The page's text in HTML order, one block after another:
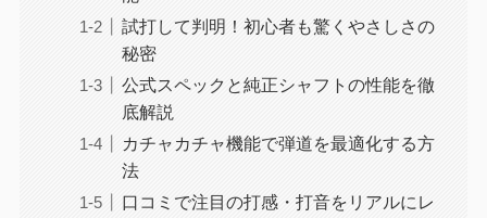
試打して判明！初心者も驚くやさしさの
秘密
公式スペックと純正シャフトの性能を徹
底解説
カチャカチャ機能で弾道を最適化する方
法
口コミで注目の打感・打音をリアルにレ